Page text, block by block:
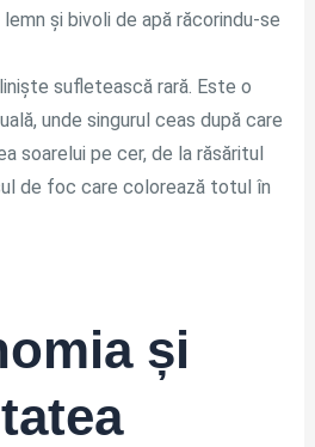
și bivoli de apă răcorindu-se
sufletească rară. Este o
unde singurul ceas după care
soarelui pe cer, de la răsăritul
de foc care colorează totul în
și